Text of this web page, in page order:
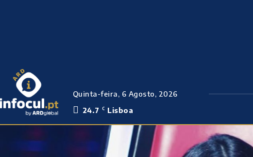
Quinta-feira, 6 Agosto, 2026
24.7
C Lisboa